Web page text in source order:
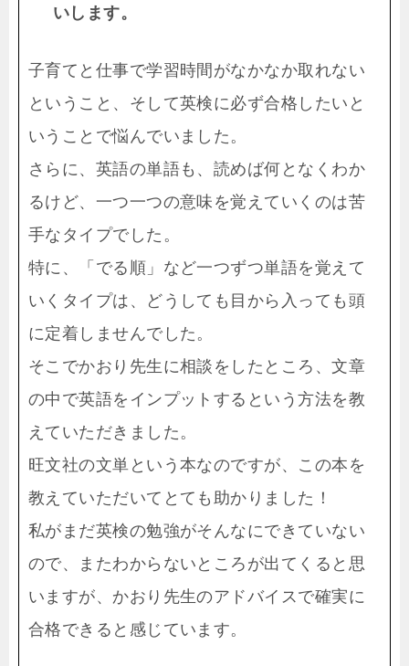
いします。
子育てと仕事で学習時間がなかなか取れない
ということ、そして英検に必ず合格したいと
いうことで悩んでいました。
さらに、英語の単語も、読めば何となくわか
るけど、一つ一つの意味を覚えていくのは苦
手なタイプでした。
特に、「でる順」など一つずつ単語を覚えて
いくタイプは、どうしても目から入っても頭
に定着しませんでした。
そこでかおり先生に相談をしたところ、文章
の中で英語をインプットするという方法を教
えていただきました。
旺文社の文単という本なのですが、この本を
教えていただいてとても助かりました！
私がまだ英検の勉強がそんなにできていない
ので、またわからないところが出てくると思
いますが、かおり先生のアドバイスで確実に
合格できると感じています。